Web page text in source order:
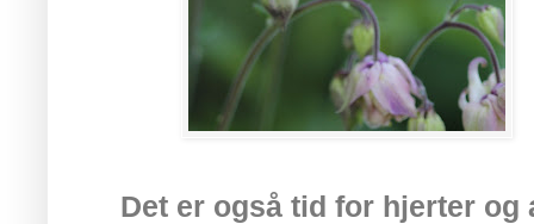
Det er også tid for hjerter og